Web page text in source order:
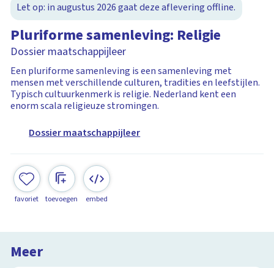
Let op: in augustus 2026 gaat deze aflevering offline.
Pluriforme samenleving: Religie
Dossier maatschappijleer
Een pluriforme samenleving is een samenleving met
mensen met verschillende culturen, tradities en leefstijlen.
Typisch cultuurkenmerk is religie. Nederland kent een
enorm scala religieuze stromingen.
Dossier maatschappijleer
favoriet toevoegen embed
Meer